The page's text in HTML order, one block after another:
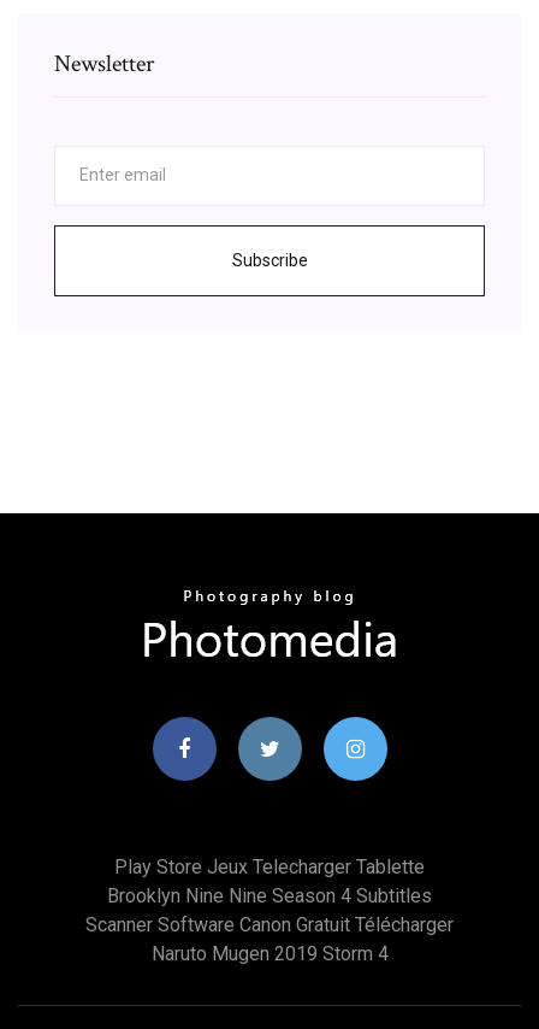
Newsletter
Subscribe
Play Store Jeux Telecharger Tablette
Brooklyn Nine Nine Season 4 Subtitles
Scanner Software Canon Gratuit Télécharger
Naruto Mugen 2019 Storm 4